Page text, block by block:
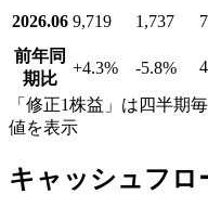
2026.06 9,719 1,737
前年同
期比
+4.3% -5.8%
「修正1株益」は四半期
値を表示
キャッシュフロ